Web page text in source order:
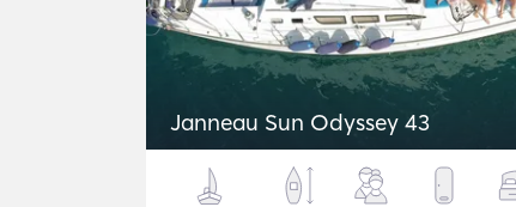
Janneau Sun Odyssey 43